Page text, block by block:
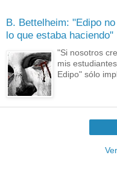
B. Bettelheim: "Edipo
lo que estaba haciendo"
"Si nosotros
mis
Edipo" sólo